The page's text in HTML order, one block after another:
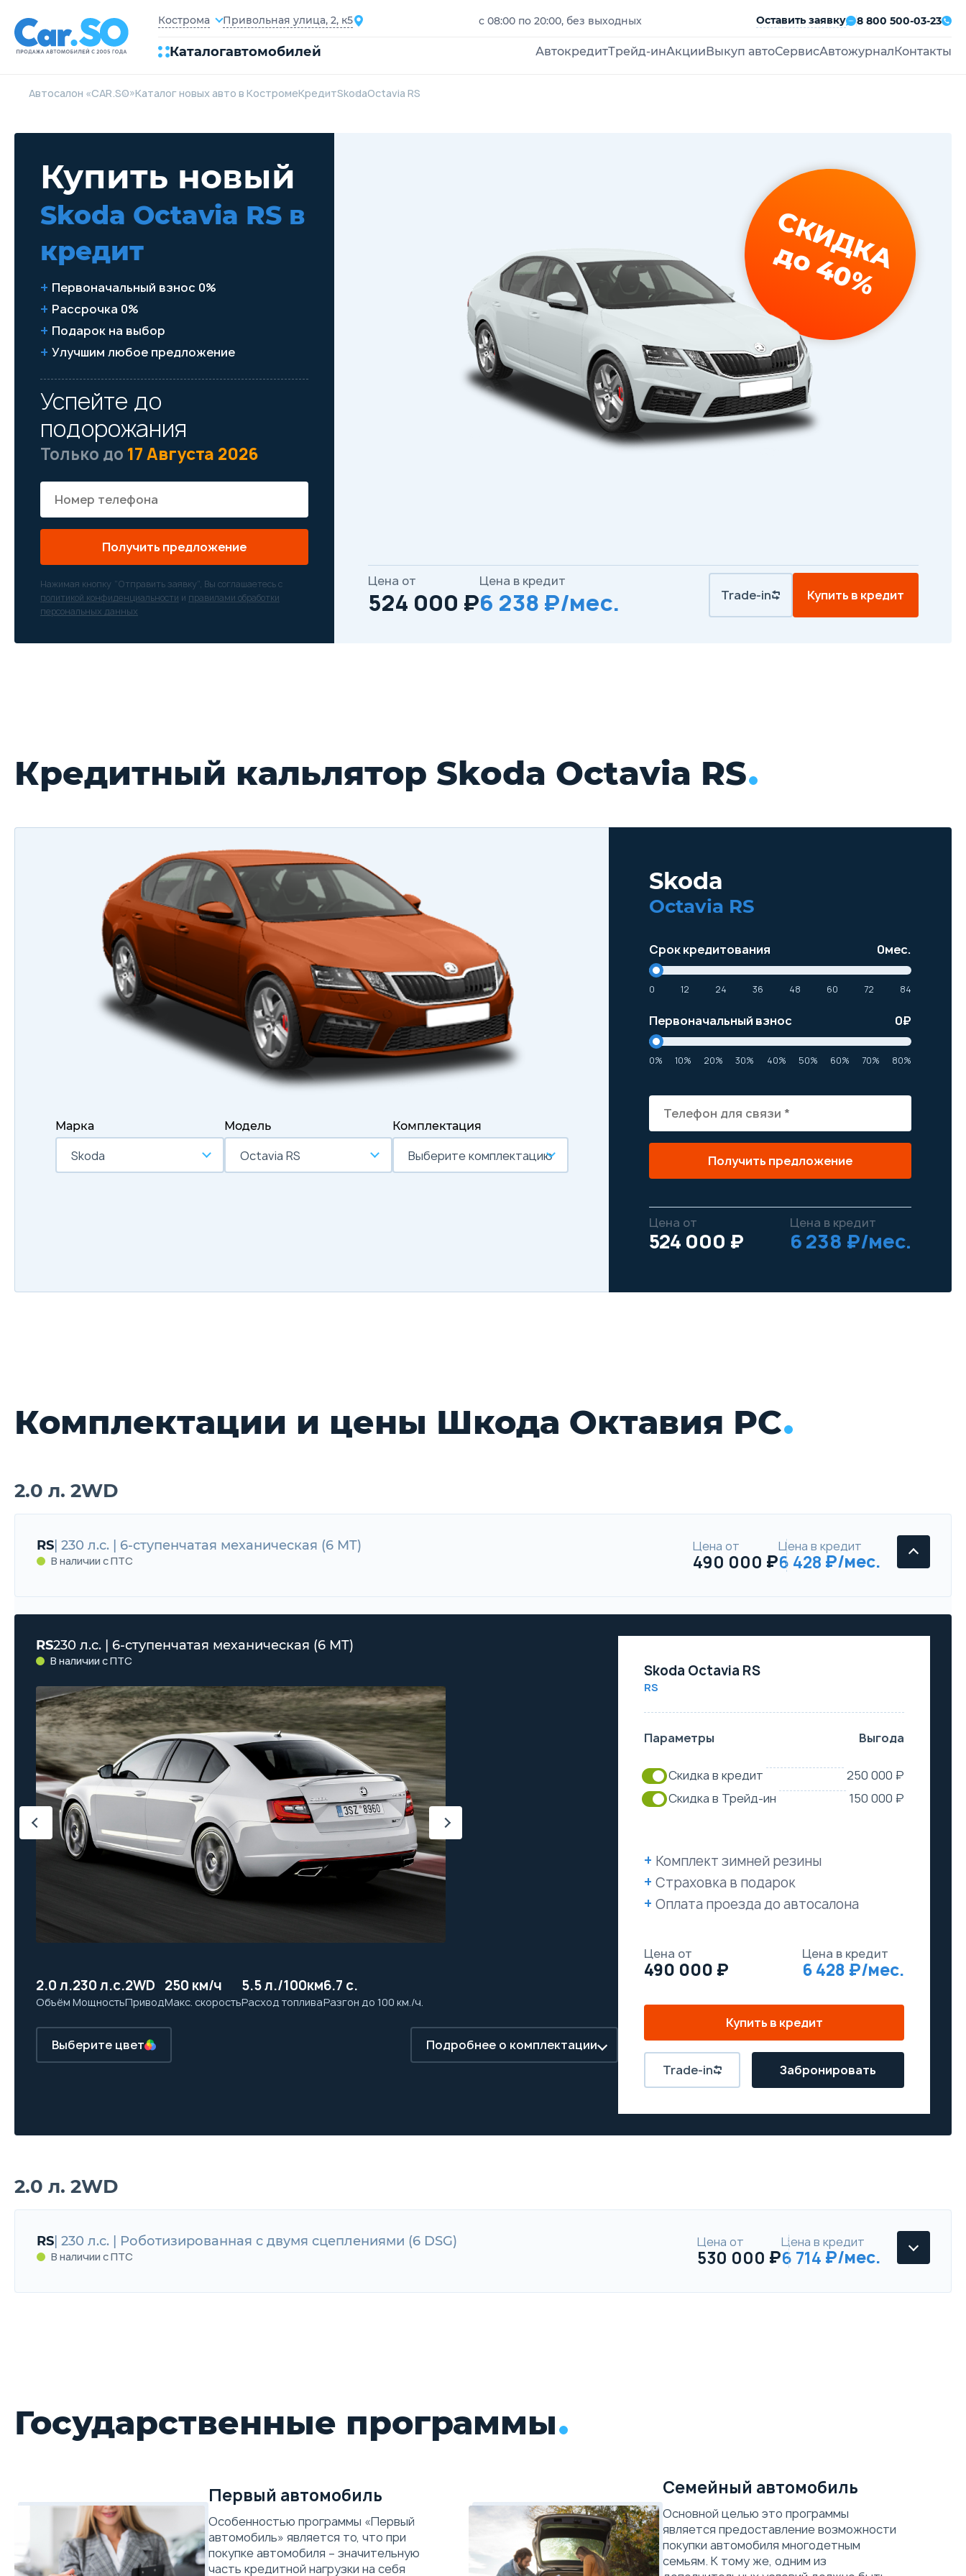
Кострома Привольная улица, 2, к5 с 08:00 по 20:00, без выходных Оставить заявку 8 800 500-03-23
Каталогавтомобилей АвтокредитТрейд-инАкции Выкуп автоСервисАвтожурнал Контакты
Автосалон «CAR.SO»Каталог новых авто в КостромеКредитSkodaOctavia RS
Купить новый
Skoda Octavia RS в
кредит
Первоначальный взнос 0%
Рассрочка 0%
Подарок на выбор
Улучшим любое предложение
Успейте до
подорожания
Только до 17 Августа 2026
Получить предложение
Нажимая кнопку “Отправить заявку”, Вы соглашаетесь с
политикой конфиденциальности и правилами обработки
персональных данных
СКИДКА
до 40%
Цена от
524 000 ₽
Цена в кредит
6 238 ₽/мес. Trade-in Купить в кредит
Кредитный кальлятор Skoda Octavia RS
Марка
Skoda
Модель
Octavia RS
Комплектация
Выберите комплектацию
Skoda
Octavia RS
Срок кредитования 0мес.
0 12 24 36 48 60 72 84
Первоначальный взнос 0₽
0% 10% 20% 30% 40% 50% 60% 70% 80%
Получить предложение
Цена от
524 000 ₽
Цена в кредит
6 238 ₽/мес.
Комплектации и цены Шкода Октавия РС
2.0 л. 2WD
RS | 230 л.с. | 6-ступенчатая механическая (6 MT)
В наличии с ПТС
Цена от
490 000
Цена в кредит
6 428
RS230 л.с. | 6-ступенчатая механическая (6 MT)
В наличии с ПТС
2.0 л.
Объём
230 л.с.
Мощность
2WD
Привод
250 км/ч
Макс. скорость
5.5 л./100км
Расход топлива
6.7 с.
Разгон до 100 км./ч.
Выберите цвет Подробнее о комплектации
Skoda Octavia RS
RS
Параметры Выгода
Скидка в кредит
250 000 ₽
Скидка в Трейд-ин
150 000 ₽
Комплект зимней резины
Страховка в подарок
Оплата проезда до автосалона
Цена от
490 000
Цена в кредит
6 428
Купить в кредит
Trade-in Забронировать
2.0 л. 2WD
RS | 230 л.с. | Роботизированная с двумя сцеплениями (6 DSG)
В наличии с ПТС
Цена от
530 000
Цена в кредит
6 714
Скидка в Трейд-ин
150 000 ₽
Комплект зимней резины
Государственные программы
Первый автомобиль
Особенностью программы «Первый
автомобиль» является то, что при
покупке автомобиля – значительную
часть кредитной нагрузки на себя
Семейный автомобиль
Основной целью это программы
является предоставление возможности
покупки автомобиля многодетным
семьям. К тому же, одним из